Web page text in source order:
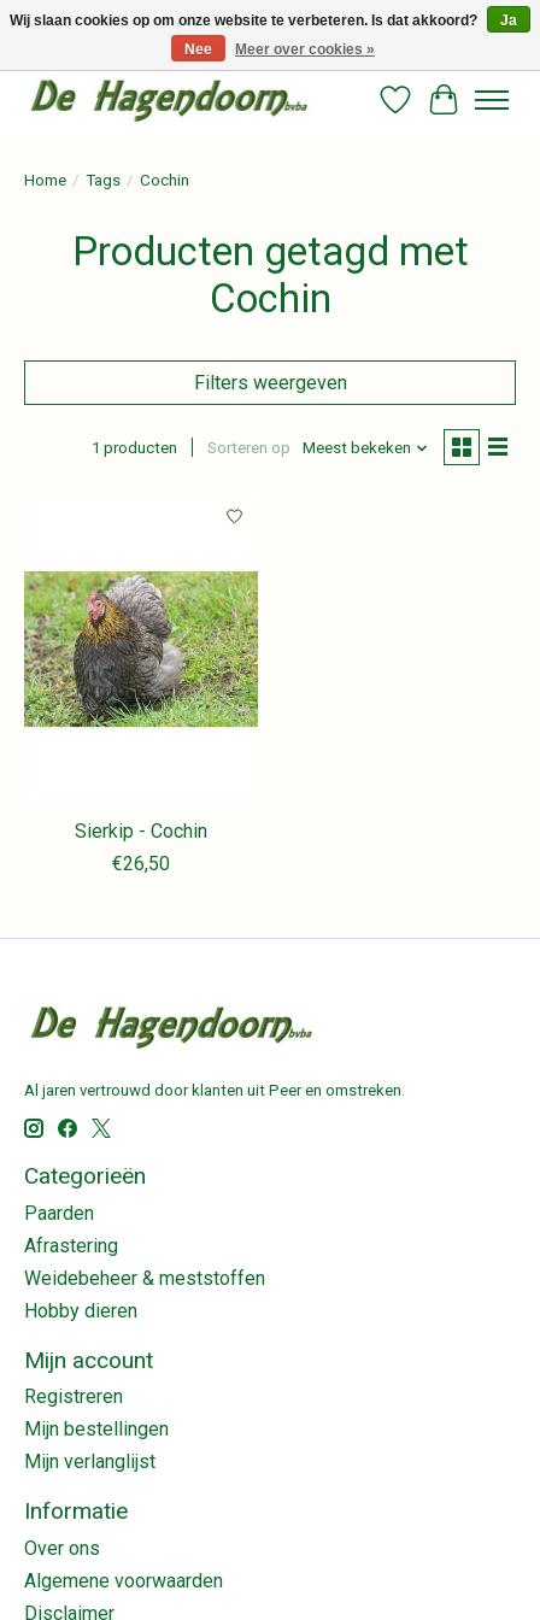
Persoonlijk advies en betrouwbare voeding voor jouw paard!
Verlanglijst
Home / Tags / Cochin
Producten getagd met
Cochin
Filters weergeven
1 producten Sorteren op Meest bekeken
Sierkip - Cochin
€26,50
Al jaren vertrouwd door klanten uit Peer en omstreken.
Categorieën
Paarden
Afrastering
Weidebeheer & meststoffen
Hobby dieren
Mijn account
Registreren
Mijn bestellingen
Mijn verlanglijst
Informatie
Over ons
Algemene voorwaarden
Disclaimer
Wij slaan cookies op om onze website te verbeteren. Is dat akkoord?
Ja
Nee
Meer over cookies »